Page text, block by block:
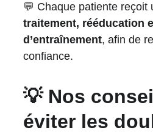
💬 Chaque patiente reçoit
traitement, rééducation
d’entraînement, afin de
confiance.
💡 Nos
éviter les